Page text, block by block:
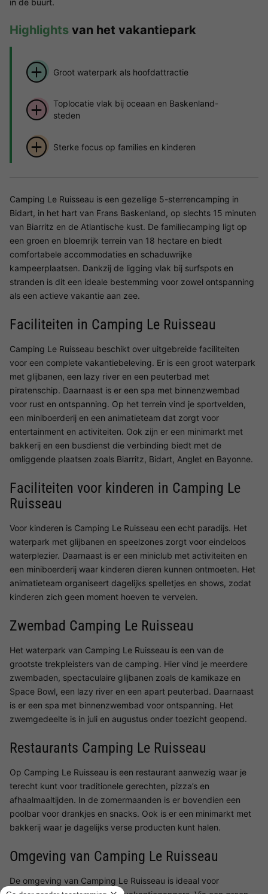
in de buurt.
Highlights van het vakantiepark
Groot waterpark als hoofdattractie
Toplocatie vlak bij oceaan en Baskenland-
steden
Sterke focus op families en kinderen
Camping Le Ruisseau is een gezellige 5-sterrencamping in
Bidart, in het hart van Frans Baskenland, op slechts 15 minuten
van Biarritz en de Atlantische kust. De familiecamping ligt op
een groen en bloemrijk terrein van 18 hectare en biedt
comfortabele accommodaties en schaduwrijke
kampeerplaatsen. Dankzij de ligging vlak bij surfspots en
stranden is dit een ideale bestemming voor zowel ontspanning
als een actieve vakantie aan zee.
Faciliteiten in Camping Le Ruisseau
Camping Le Ruisseau beschikt over uitgebreide faciliteiten
voor een complete vakantiebeleving. Er is een groot waterpark
met glijbanen, een lazy river en een peuterbad met
piratenschip. Daarnaast is er een spa met binnenzwembad
voor rust en ontspanning. Op het terrein vind je sportvelden,
een miniboerderij en een animatieteam dat zorgt voor
entertainment en activiteiten. Ook zijn er een minimarkt met
bakkerij en een busdienst die verbinding biedt met de
omliggende plaatsen zoals Biarritz, Bidart, Anglet en Bayonne.
Faciliteiten voor kinderen in Camping Le
Ruisseau
Voor kinderen is Camping Le Ruisseau een echt paradijs. Het
waterpark met glijbanen en speelzones zorgt voor eindeloos
waterplezier. Daarnaast is er een miniclub met activiteiten en
een miniboerderij waar kinderen dieren kunnen ontmoeten. Het
animatieteam organiseert dagelijks spelletjes en shows, zodat
kinderen zich geen moment hoeven te vervelen.
Zwembad Camping Le Ruisseau
Het waterpark van Camping Le Ruisseau is een van de
grootste trekpleisters van de camping. Hier vind je meerdere
zwembaden, spectaculaire glijbanen zoals de kamikaze en
Space Bowl, een lazy river en een apart peuterbad. Daarnaast
is er een spa met binnenzwembad voor ontspanning. Het
zwemgedeelte is in juli en augustus onder toezicht geopend.
Restaurants Camping Le Ruisseau
Op Camping Le Ruisseau is een restaurant aanwezig waar je
terecht kunt voor traditionele gerechten, pizza’s en
afhaalmaaltijden. In de zomermaanden is er bovendien een
poolbar voor drankjes en snacks. Ook is er een minimarkt met
bakkerij waar je dagelijks verse producten kunt halen.
Omgeving van Camping Le Ruisseau
De omgeving van Camping Le Ruisseau is ideaal voor